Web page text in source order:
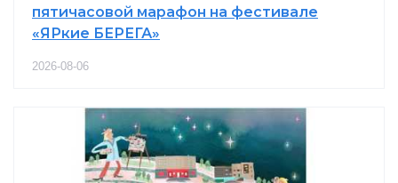
пятичасовой марафон на фестивале
«ЯРкие БЕРЕГА»
2026-08-06